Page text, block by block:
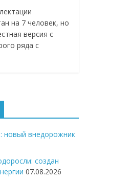
на 7 человек, но
версия с
ряда с
новый внедорожник
создан
07.08.2026